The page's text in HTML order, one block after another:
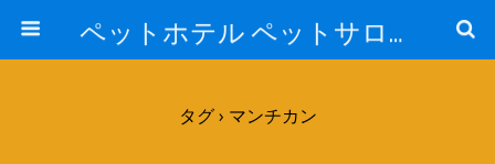
ペットホテル ペットサロン トリミングサロン 東京 ヌーノクラブのブログ
タグ › マンチカン